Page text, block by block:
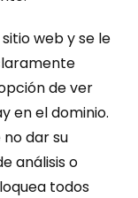
web y se le
de ver
en el dominio.
dar su
análisis o
todos